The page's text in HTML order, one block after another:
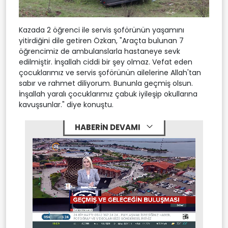
Kazada 2 öğrenci ile servis şoförünün yaşamını
yitirdiğini dile getiren Özkan, "Araçta bulunan 7
öğrencimiz de ambulanslarla hastaneye sevk
edilmiştir. İnşallah ciddi bir şey olmaz. Vefat eden
çocuklarımız ve servis şoförünün ailelerine Allah'tan
sabır ve rahmet diliyorum. Bununla geçmiş olsun.
İnşallah yaralı çocuklarımız çabuk iyileşip okullarına
kavuşsunlar." diye konuştu.
HABERİN DEVAMI
Mute Stream